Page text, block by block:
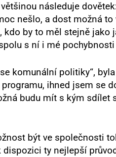
následuje
nešlo, a dost možná
by to měl stejně jako
s ní i mé
komunální politiky“,
ihned jsem se
budu mít s kým
být ve společnosti
ty nejlepší